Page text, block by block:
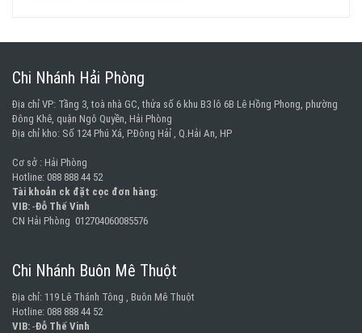
Chi Nhánh Hải Phòng
Địa chỉ VP: Tầng 3, toà nhà GC, thửa số 6 khu B3 lô 6B Lê Hồng Phong, phường
Đông Khê, quận Ngô Quyền, Hải Phòng
Địa chỉ kho: Số 124 Phú Xá, P.Đông Hảỉ , Q.Hải An, HP
Cơ sở : Hải Phòng
Hotline: 088 888 44 52
Tài khoản ck đặt cọc đơn hàng:
VIB: -Đỗ Thế Vinh
CN Hải Phòng 012704060085576
Chi Nhánh Buôn Mê Thuột
Địa chỉ: 119 Lê Thánh Tông , Buôn Mê Thuột
Hotline: 088 888 44 52
VIB: -Đỗ Thế Vinh